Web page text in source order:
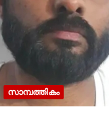
സാമ്പത്തികം